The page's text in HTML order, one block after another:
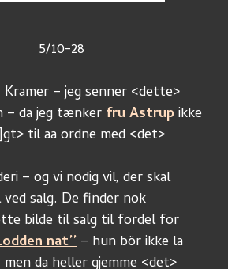
				5/10-28
Kramer – jeg senner <dette>
– da jeg tænker fru Astrup ikke
gt> til aa ordne med <det>
– og vi nödig vil, der skal
salg. De finder nok
bilde til salg til fordel for
nat’’ – hun bör ikke la
da heller gjemme <det>